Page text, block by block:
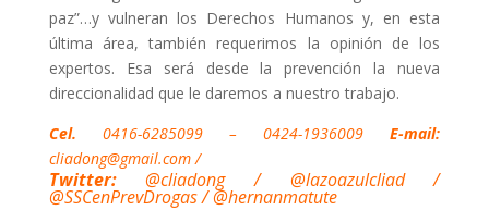
paz”…y vulneran los Derechos Humanos y, en esta
última área, también requerimos la opinión de los
expertos. Esa será desde la prevención la nueva
direccionalidad que le daremos a nuestro trabajo.
Cel. 0416-6285099 – 0424-1936009E-mail:
cliadong@gmail.com/
Twitter:@cliadong / @lazoazulcliad /
@SSCenPrevDrogas / @hernanmatute